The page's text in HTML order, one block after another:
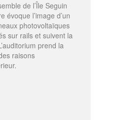
de l’Île Seguin
l’image d’un
photovoltaïques
sur rails et suivent la
prend la
raisons